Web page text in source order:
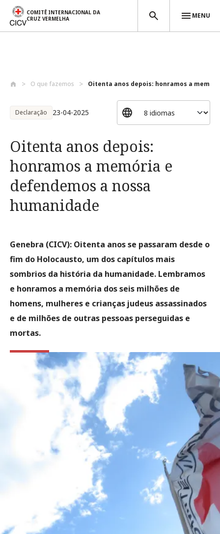
COMITÊ INTERNACIONAL DA
CRUZ VERMELHA
MENU
O que fazemos Oitenta anos depois: honramos a
Declaração 23-04-2025
Oitenta anos depois:
honramos a memória e
defendemos a nossa
humanidade
Genebra (CICV): Oitenta anos se passaram desde o
fim do Holocausto, um dos capítulos mais
sombrios da história da humanidade. Lembramos
e honramos a memória dos seis milhões de
homens, mulheres e crianças judeus assassinados
e de milhões de outras pessoas perseguidas e
mortas.